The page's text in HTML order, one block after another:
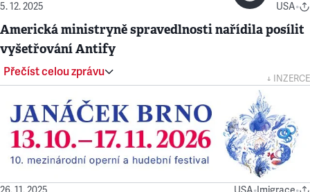
5. 12. 2025 USA•
Americká ministryně spravedlnosti nařídila posílit
vyšetřování Antify
Přečíst celou zprávu ↓ INZERCE